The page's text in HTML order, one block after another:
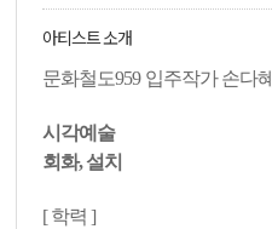
아티스트 소개
문화철도959 입주작가 손다혜
시각예술
회화, 설치
[ 학력 ]